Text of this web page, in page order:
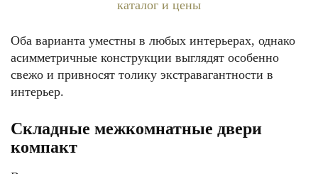
Оба варианта уместны в любых интерьерах, однако
асимметричные конструкции выглядят особенно
свежо и привносят толику экстравагантности в
интерьер.
Складные межкомнатные двери
компакт